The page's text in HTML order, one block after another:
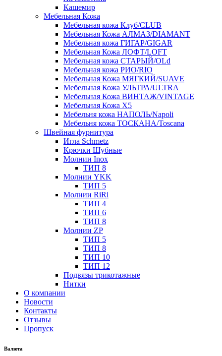
Кашемир
Мебельная Кожа
Мебельная кожа Клуб/CLUB
Мебельная Кожа АЛМАЗ/DIAMANT
Мебельная кожа ГИГАР/GIGAR
Мебельная Кожа ЛОФТ/LOFT
Мебельная кожа СТАРЫЙ/OLd
Мебельная кожа РИО/RIO
Мебельная Кожа МЯГКИЙ/SUAVE
Мебельная Кожа УЛЬТРА/ULTRA
Мебельная Кожа ВИНТАЖ/VINTAGE
Мебельная Кожа X5
Мебельня кожа НАПОЛЬ/Napoli
Мебельня кожа ТОСКАНА/Toscana
Швейная фурнитура
Игла Schmetz
Крючки Шубные
Молнии Inox
ТИП 8
Молнии YKK
ТИП 5
Молнии RiRi
ТИП 4
ТИП 6
ТИП 8
Молнии ZP
ТИП 5
ТИП 8
ТИП 10
ТИП 12
Подвязы трикотажные
Нитки
О компании
Новости
Контакты
Отзывы
Пропуск
Валюта